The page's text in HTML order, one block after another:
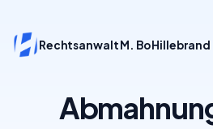
Rechtsanwalt M. Bo Hillebrand